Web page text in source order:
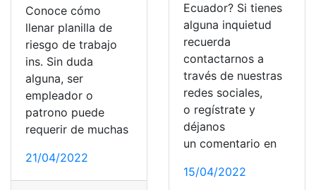
Conoce cómo
llenar planilla de
riesgo de trabajo
ins. Sin duda
alguna, ser
empleador o
patrono puede
requerir de muchas
21/04/2022
Ecuador? Si tienes
alguna inquietud
recuerda
contactarnos a
través de nuestras
redes sociales,
o regístrate y
déjanos
un comentario en
15/04/2022